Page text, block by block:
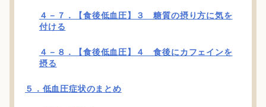
４－７．【食後低血圧】３ 糖質の摂り方に気を
付ける
４－８．【食後低血圧】４ 食後にカフェインを
摂る
５．低血圧症状のまとめ